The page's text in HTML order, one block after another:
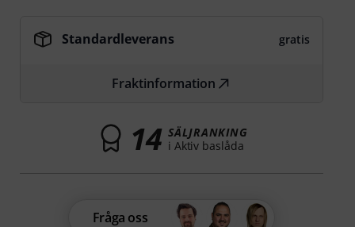
Standardleverans gratis
Fraktinformation
14 SÄLJRANKING
i Aktiv baslåda
Fråga oss